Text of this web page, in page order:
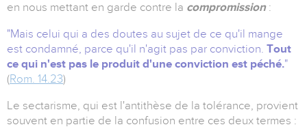
en nous mettant en garde contre la compromission:
"Mais celui qui a des doutes au sujet de ce qu'il mange
est condamné, parce qu'il n'agit pas par conviction. Tout
ce qui n'est pas le produit d'une conviction est péché."
(Rom. 14.23)
Le sectarisme, qui est l'antithèse de la tolérance, provient
souvent en partie de la confusion entre ces deux termes :